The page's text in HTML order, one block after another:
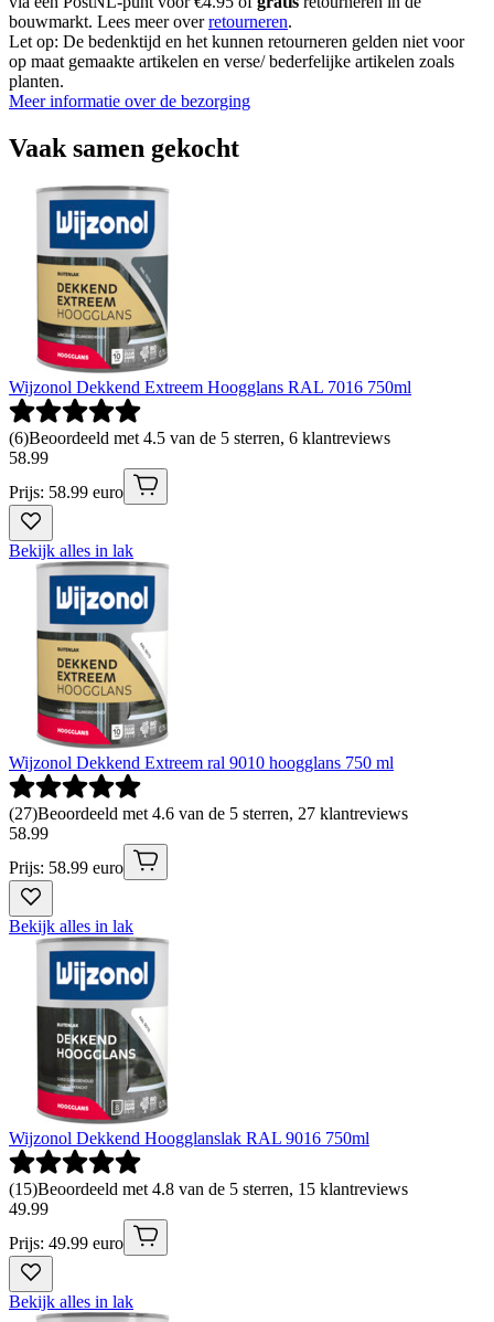
bouwmarkt. Lees meer overretourneren.
Let op: De bedenktijd en het kunnen retourneren gelden niet voor
op maat gemaakte artikelen en verse/ bederfelijke artikelen zoals
planten.
Meer informatie over de bezorging
Vaak samen gekocht
Wijzonol Dekkend Extreem Hoogglans RAL 7016 750ml
(6)Beoordeeld met 4.5 van de 5 sterren, 6 klantreviews
58.99
Prijs: 58.99 euro
Bekijk alles in lak
Wijzonol Dekkend Extreem ral 9010 hoogglans 750 ml
(27)Beoordeeld met 4.6 van de 5 sterren, 27 klantreviews
58.99
Prijs: 58.99 euro
Bekijk alles in lak
Wijzonol Dekkend Hoogglanslak RAL 9016 750ml
(15)Beoordeeld met 4.8 van de 5 sterren, 15 klantreviews
49.99
Prijs: 49.99 euro
Bekijk alles in lak